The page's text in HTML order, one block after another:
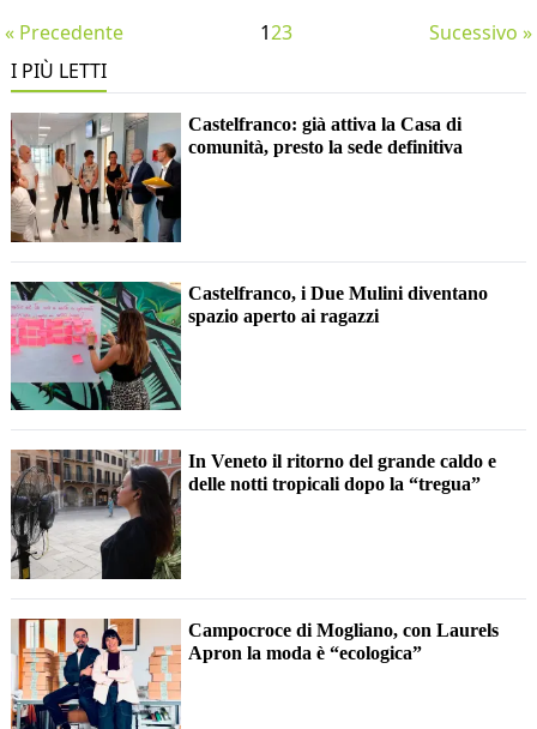
« Precedente 123
Sucessivo »
I PIÙ LETTI
Castelfranco: già attiva la Casa di
comunità, presto la sede definitiva
Castelfranco, i Due Mulini diventano
spazio aperto ai ragazzi
In Veneto il ritorno del grande caldo e
delle notti tropicali dopo la “tregua”
Campocroce di Mogliano, con Laurels
Apron la moda è “ecologica”